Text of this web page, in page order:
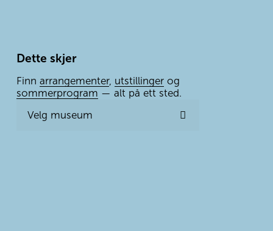
Dette skjer
Finn arrangementer, utstillinger
sommerprogram — alt på ett sted.
Velg museum